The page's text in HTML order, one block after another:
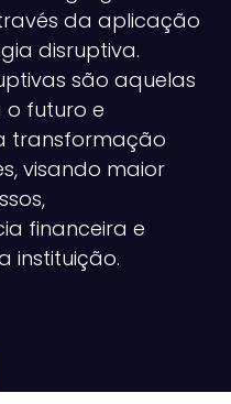
da aplicação
disruptiva.
são aquelas
futuro e
transformação
visando maior
financeira e
instituição.